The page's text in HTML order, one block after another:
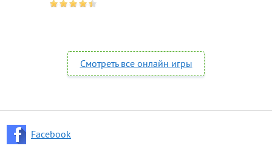
Смотреть все онлайн игры
Facebook